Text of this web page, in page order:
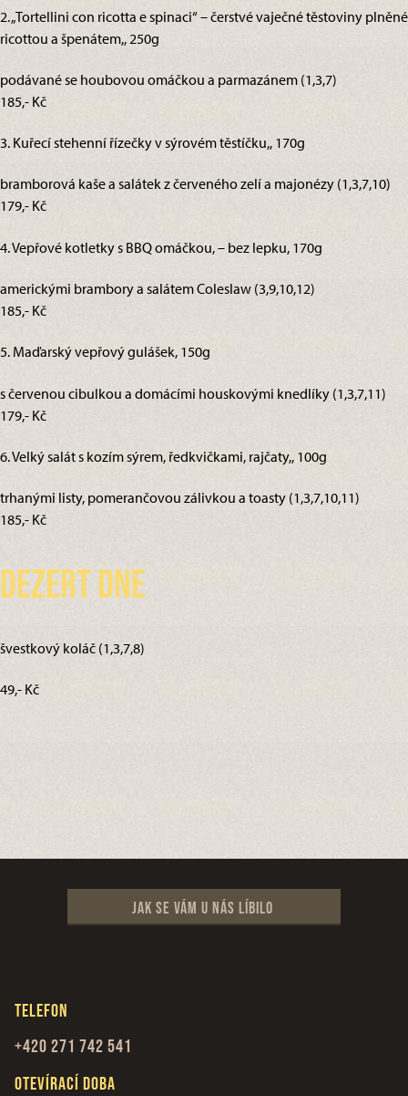
2. „Tortellini con ricotta e spinaci“ – čerstvé vaječné těstoviny plněné
ricottou a špenátem,, 250g
podávané se houbovou omáčkou a parmazánem (1,3,7)
185,- Kč
3. Kuřecí stehenní řízečky v sýrovém těstíčku,, 170g
bramborová kaše a salátek z červeného zelí a majonézy (1,3,7,10)
179,- Kč
4. Vepřové kotletky s BBQ omáčkou, – bez lepku, 170g
americkými brambory a salátem Coleslaw (3,9,10,12)
185,- Kč
5. Maďarský vepřový gulášek, 150g
s červenou cibulkou a domácími houskovými knedlíky (1,3,7,11)
179,- Kč
6. Velký salát s kozím sýrem, ředkvičkami, rajčaty,, 100g
trhanými listy, pomerančovou zálivkou a toasty (1,3,7,10,11)
185,- Kč
Dezert dne
švestkový koláč (1,3,7,8)
49,- Kč
Jak se vám u nás líbilo
Telefon
+420 271 742 541
Otevírací doba